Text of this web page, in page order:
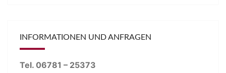
INFORMATIONEN UND ANFRAGEN
Tel. 06781 – 25373